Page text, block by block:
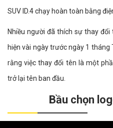
SUV ID.4 chạy hoàn toàn bằng
Nhiều người đã thích sự thay
hiện vài ngày trước ngày 1
rằng việc thay đổi tên là một
trở lại tên ban đầu.
Bầu chọn